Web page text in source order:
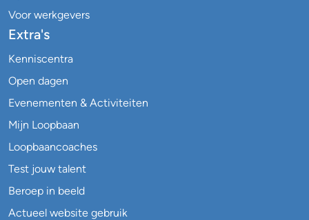
Voor werkgevers
Extra's
Kenniscentra
Open dagen
Evenementen & Activiteiten
Mijn Loopbaan
Loopbaancoaches
Test jouw talent
Beroep in beeld
Actueel website gebruik